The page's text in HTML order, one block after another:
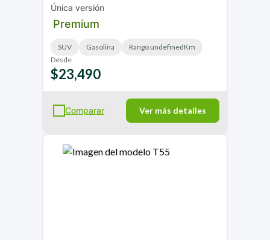
Única versión
Premium
SUV Gasolina
Rango undefinedKm
Desde
$23,490
Comparar Ver más detalles